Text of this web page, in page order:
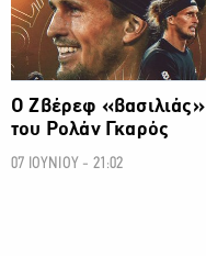
Ο Ζβέρεφ «βασιλιάς»
του Ρολάν Γκαρός
07 ΙΟΥΝΙΟΥ - 21:02